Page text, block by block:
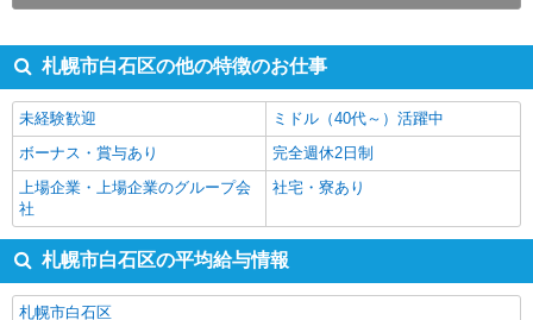
札幌市白石区の他の特徴のお仕事
未経験歓迎
ミドル（40代～）活躍中
ボーナス・賞与あり
完全週休2日制
上場企業・上場企業のグループ会
社
社宅・寮あり
札幌市白石区の平均給与情報
札幌市白石区